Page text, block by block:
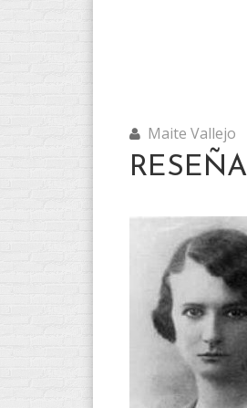
Maite Vallejo